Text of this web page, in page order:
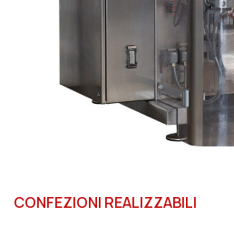
CONFEZIONI REALIZZABILI